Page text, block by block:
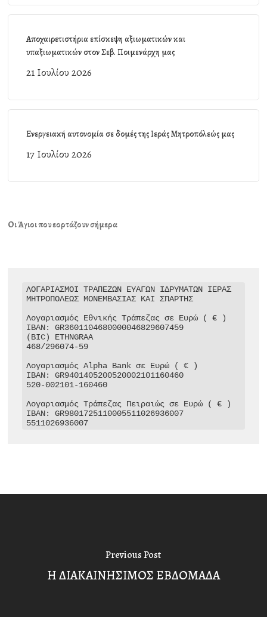
Αποχαιρετιστήρια επίσκεψη αξιωματικών και
υπαξιωματικών στον Σεβ. Ποιμενάρχη μας
21 Ιουλίου 2026
Ενεργειακή αυτονομία σε δομές της Ιεράς Μητροπόλεώς μας
17 Ιουλίου 2026
Οι Άγιοι που εορτάζουν σήμερα
ΛΟΓΑΡΙΑΣΜΟΙ ΤΡΑΠΕΖΩΝ ΕΥΑΓΩΝ ΙΔΡΥΜΑΤΩΝ ΙΕΡΑΣ
ΜΗΤΡΟΠΟΛΕΩΣ ΜΟΝΕΜΒΑΣΙΑΣ ΚΑΙ ΣΠΑΡΤΗΣ
Λογαριασμός Εθνικής Τράπεζας σε Ευρώ ( € )
IBAN: GR3601104680000046829607459
(BIC) ETHNGRAA
468/296074-59
Λογαριασμός Alpha Bank σε Ευρώ ( € )
IBAN: GR9401405200520002101160460
520-002101-160460
Λογαριασμός Τράπεζας Πειραιώς σε Ευρώ ( € )
IBAN: GR9801725110005511026936007
5511026936007
Previous Post
Η ΔΙΑΚΑΙΝΗΣΙΜΟΣ ΕΒΔΟΜΑΔΑ